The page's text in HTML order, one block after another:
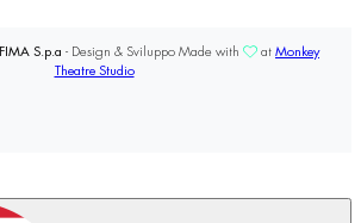
FIMA S.p.a - Design & Sviluppo Made with at Monkey
Theatre Studio